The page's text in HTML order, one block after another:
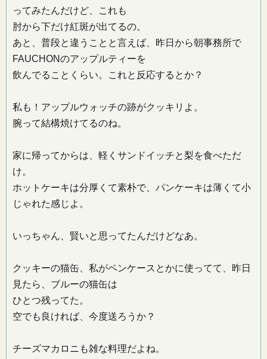
ってみたんだけど、これも
肘から下だけ紅斑が出てるの。
あと、普段と違うことと言えば、昨日から朝事務所で
FAUCHONのアップルティーを
飲んでることくらい。これと反応するとか？
私も！アップルウォッチの跡がクッキリよ。
腕って結構焼けてるのね。
家に帰ってからは、軽くサンドイッチと梨を食べただ
け。
ホットケーキは分厚くて素朴で、パンケーキは薄くて小
じゃれた感じよ。
いっちゃん、賢いと思ってたんだけどなあ。
クッキーの猫缶、私がペンケースとかに使ってて、昨日
見たら、ブルーの猫缶は
ひとつ残ってた。
空でも良ければ、今度送ろうか？
チーズマカロニも雑な料理だよね。